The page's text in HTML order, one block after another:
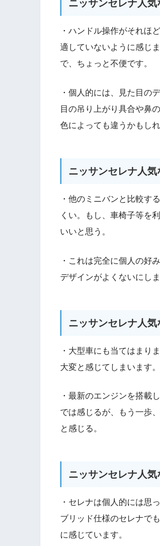
ニッサンセレナ人
・ハンドル操作がそれほ
適していないように感じ
で、ちょっと不便です。
・個人的には、見た目の
目の吊り上がり具合や鼻
色によっても違うかもし
ニッサンセレナ人
・他のミニバンと比較す
くい。もし、車椅子等を
いいと思う。
・これは完全に個人の好
デザインがよくないにし
ニッサンセレナ人
・大型車にも当てはまり
大変と感じてしまいます
・最新のエンジンを搭載
では感じるが、もう一歩
と感じる。
ニッサンセレナ人
・セレナは個人的には思
ブリッド仕様のセレナで
に感じています。